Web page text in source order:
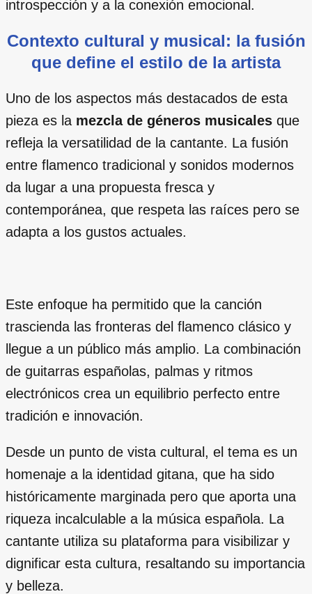
introspección y a la conexión emocional.
Contexto cultural y musical: la fusión
que define el estilo de la artista
Uno de los aspectos más destacados de esta
pieza es la mezcla de géneros musicales que
refleja la versatilidad de la cantante. La fusión
entre flamenco tradicional y sonidos modernos
da lugar a una propuesta fresca y
contemporánea, que respeta las raíces pero se
adapta a los gustos actuales.
Este enfoque ha permitido que la canción
trascienda las fronteras del flamenco clásico y
llegue a un público más amplio. La combinación
de guitarras españolas, palmas y ritmos
electrónicos crea un equilibrio perfecto entre
tradición e innovación.
Desde un punto de vista cultural, el tema es un
homenaje a la identidad gitana, que ha sido
históricamente marginada pero que aporta una
riqueza incalculable a la música española. La
cantante utiliza su plataforma para visibilizar y
dignificar esta cultura, resaltando su importancia
y belleza.